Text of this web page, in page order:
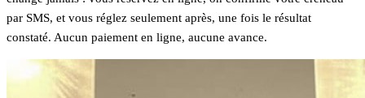
par SMS, et vous réglez seulement après, une fois le résultat
constaté. Aucun paiement en ligne, aucune avance.